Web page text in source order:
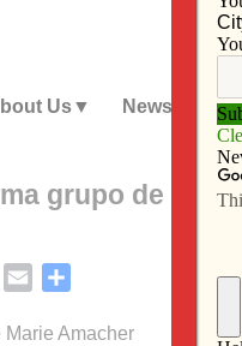
Us News
grupo de
Mastodon
Email
Marie Amacher